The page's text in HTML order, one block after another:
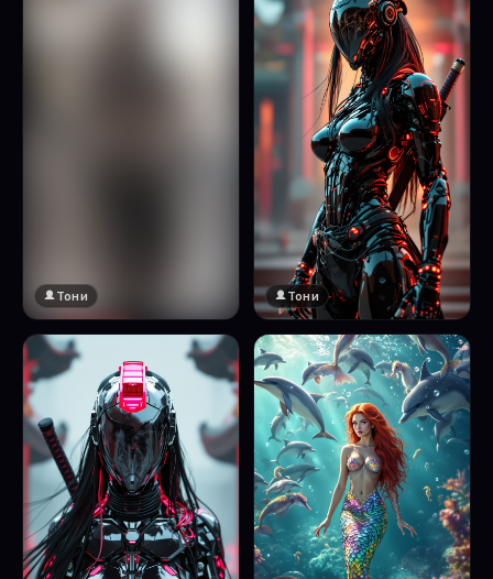
🔞 18+
Натисни за преглед
Тони Тони